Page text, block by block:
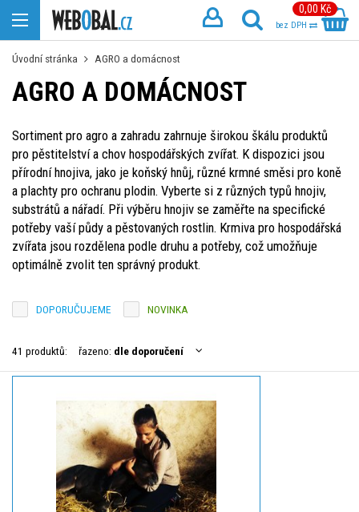
0,00 Kč
bez DPH
Úvodní stránka AGRO a domácnost
AGRO A DOMÁCNOST
Sortiment pro agro a zahradu zahrnuje širokou škálu produktů
pro pěstitelství a chov hospodářských zvířat. K dispozici jsou
přírodní hnojiva, jako je koňský hnůj, různé krmné směsi pro koně
a plachty pro ochranu plodin. Vyberte si z různých typů hnojiv,
substrátů a nářadí. Při výběru hnojiv se zaměřte na specifické
potřeby vaší půdy a pěstovaných rostlin. Krmiva pro hospodářská
zvířata jsou rozdělena podle druhu a potřeby, což umožňuje
optimálně zvolit ten správný produkt.
DOPORUČUJEME NOVINKA
41 produktů: řazeno: dle doporučení